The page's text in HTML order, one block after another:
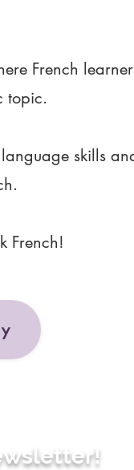
French
topic.
skills
French!